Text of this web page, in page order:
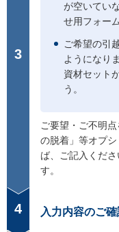
3
が空いてい
せ用フォー
ご希望の引
ようになり
資材セット
う。
ご要望・ご不明
の脱着」等オプ
ば、ご記入くだ
す。
4 入力内容のご